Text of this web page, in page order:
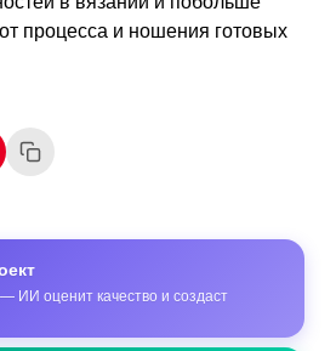
процесса и ношения готовых
ИИ оценит качество и создаст